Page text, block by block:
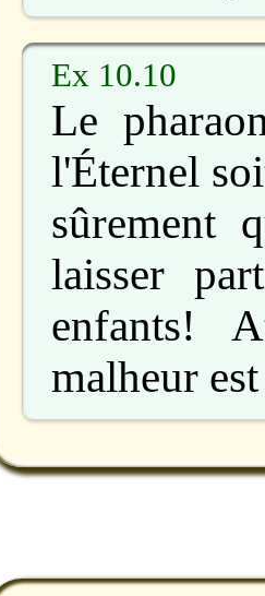
Ex 10.10
Le
l'Éternel
sûrement
laisser
enfants!
malheur